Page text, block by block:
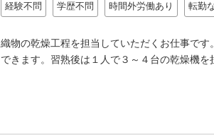
経験不問 学歴不問 時間外労働あり 転勤
織物の乾燥工程を担当していただくお仕事で
できます。習熟後は１人で３～４台の乾燥機を